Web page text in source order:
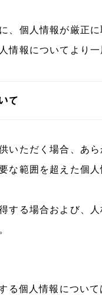
、個人情報が厳正
情報についてより一
て
いただく場合、あ
な範囲を超えた個
する場合および、
個人情報につい